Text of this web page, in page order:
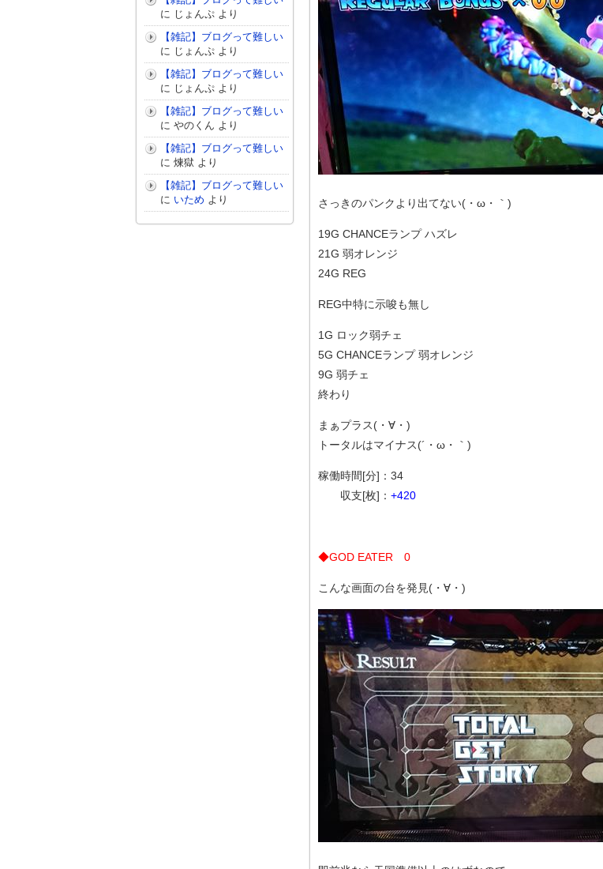
さっきのパンクより出てない(・ω・｀)
19G CHANCEランプ ハズレ
21G 弱オレンジ
24G REG
REG中特に示唆も無し
1G ロック弱チェ
5G CHANCEランプ 弱オレンジ
9G 弱チェ
終わり
まぁプラス(・∀・)
トータルはマイナス(´・ω・｀)
稼働時間[分]：34
収支[枚]： +420
◆GOD EATER 0
こんな画面の台を発見(・∀・)
に じょんぷ より
【雑記】ブログって難しい
に じょんぷ より
【雑記】ブログって難しい
に じょんぷ より
【雑記】ブログって難しい
に やのくん より
【雑記】ブログって難しい
に 煉獄 より
【雑記】ブログって難しい
に いため より